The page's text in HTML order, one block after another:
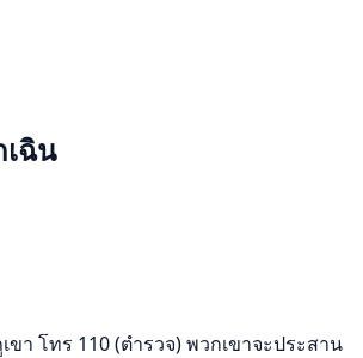
ฉิน
า โทร 110 (ตำรวจ) พวกเขาจะประสาน